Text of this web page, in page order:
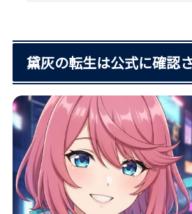
黛灰の転生は公式に確認